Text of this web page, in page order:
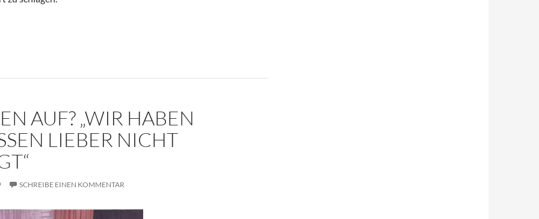
Die Trauerrede für Erich Mielke (1907-2000)
AUF? „WIR HABEN
LIEBER NICHT
SCHREIBE EINEN KOMMENTAR